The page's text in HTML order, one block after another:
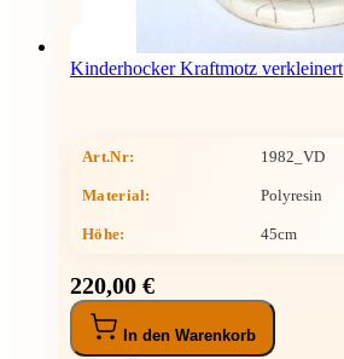
Kinderhocker Kraftmotz verkleinert
Art.Nr: 1982_VD
Material: Polyresin
Höhe: 45cm
220,00 €
In den Warenkorb